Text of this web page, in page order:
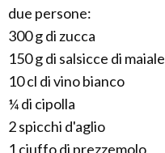
due persone:
300 g di zucca
150 g di salsicce di maiale
10 cl di vino bianco
¼ di cipolla
2 spicchi d'aglio
1 ciuffo di prezzemolo